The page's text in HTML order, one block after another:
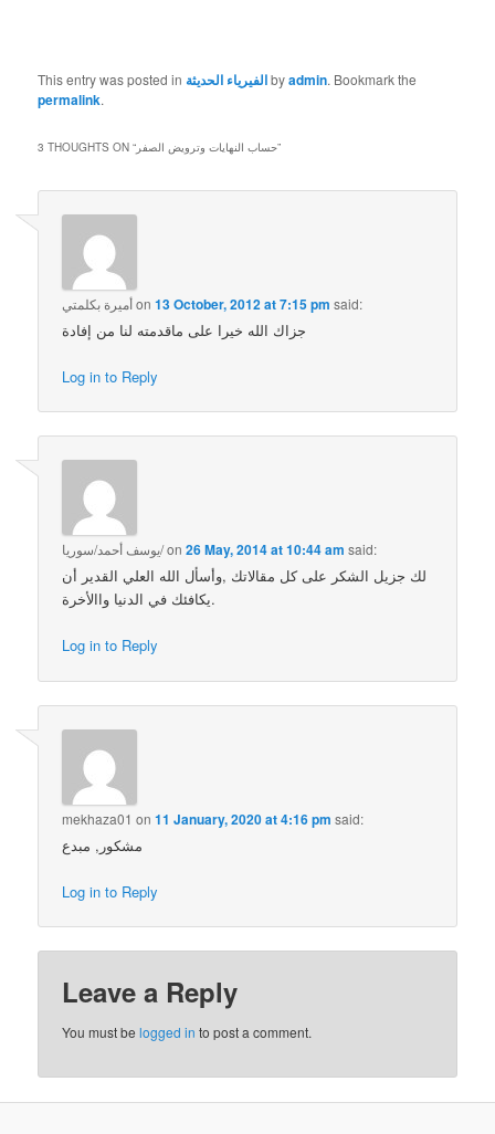
This entry was posted in الفيرياء الحديثةbyadmin. Bookmark the
permalink.
3 THOUGHTS ON “ حساب النهايات وترويض الصفر”
أميرة بكلمتيon13 October, 2012 at 7:15 pm said:
جزاك الله خيرا على ماقدمته لنا من إفادة
Log in to Reply
يوسف أحمد/سوريا/on26 May, 2014 at 10:44 am said:
لك جزيل الشكر على كل مقالاتك ,وأسأل الله العلي القدير أن
يكافئك في الدنيا واالأخرة.
Log in to Reply
mekhaza01 on11 January, 2020 at 4:16 pm said:
مشكور, مبدع
Log in to Reply
Leave a Reply
You must belogged in to post a comment.